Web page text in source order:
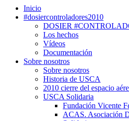
Inicio
#dosiercontroladores2010
DOSIER
Los hechos
Vídeos
Documentación
Sobre nosotros
Sobre nosotros
Historia de USCA
2010 cierre del espacio
USCA Solidaria
Fundación Vicente
ACAS. Asociación